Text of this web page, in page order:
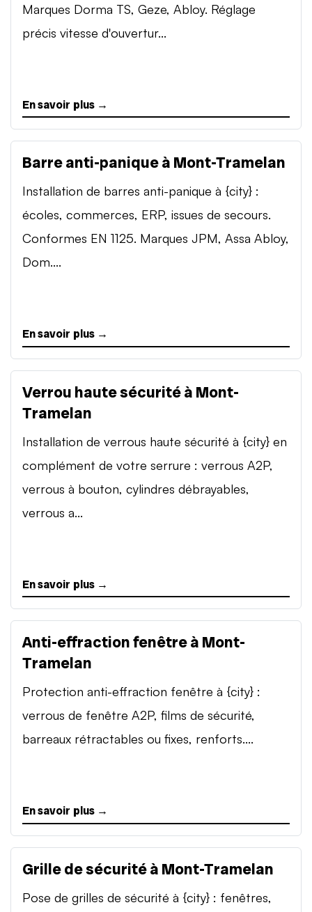
Marques Dorma TS, Geze, Abloy. Réglage
précis vitesse d'ouvertur...
En savoir plus →
Barre anti-panique à Mont-Tramelan
Installation de barres anti-panique à {city} :
écoles, commerces, ERP, issues de secours.
Conformes EN 1125. Marques JPM, Assa Abloy,
Dom....
En savoir plus →
Verrou haute sécurité à Mont-
Tramelan
Installation de verrous haute sécurité à {city} en
complément de votre serrure : verrous A2P,
verrous à bouton, cylindres débrayables,
verrous a...
En savoir plus →
Anti-effraction fenêtre à Mont-
Tramelan
Protection anti-effraction fenêtre à {city} :
verrous de fenêtre A2P, films de sécurité,
barreaux rétractables ou fixes, renforts....
En savoir plus →
Grille de sécurité à Mont-Tramelan
Pose de grilles de sécurité à {city} : fenêtres,